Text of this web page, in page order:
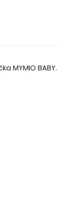
MYMIO BABY.